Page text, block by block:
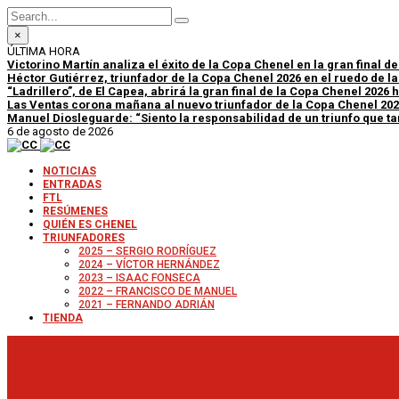
×
ÚLTIMA HORA
Victorino Martín analiza el éxito de la Copa Chenel en la gran final de
Héctor Gutiérrez, triunfador de la Copa Chenel 2026 en el ruedo de
“Ladrillero”, de El Capea, abrirá la gran final de la Copa Chenel 2026
Las Ventas corona mañana al nuevo triunfador de la Copa Chenel
Manuel Diosleguarde: “Siento la responsabilidad de un triunfo que
6 de agosto de 2026
NOTICIAS
ENTRADAS
FTL
RESÚMENES
QUIÉN ES CHENEL
TRIUNFADORES
2025 – SERGIO RODRÍGUEZ
2024 – VÍCTOR HERNÁNDEZ
2023 – ISAAC FONSECA
2022 – FRANCISCO DE MANUEL
2021 – FERNANDO ADRIÁN
TIENDA